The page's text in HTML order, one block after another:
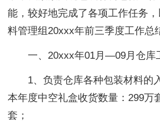
能，较好地完成了各项工作任务
料管理组20xxx年前三季度工作总
一、20xxx年01月—09月仓库
1、负责仓库各种包装材料的
本年度中空礼盒收货数量：299万
套；